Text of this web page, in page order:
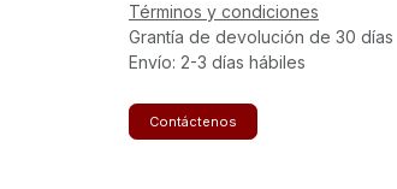
Términos y condiciones
Grantía de devolución de 30 días
Envío: 2-3 días hábiles
Contáctenos